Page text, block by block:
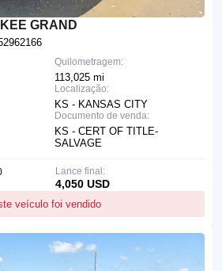
GRAND
Quilometragem:
113,025 mi
Localização:
KS - KANSAS CITY
Documento de venda:
KS - CERT OF TITLE-
SALVAGE
veículo foi vendido
Lance final:
4,050 USD